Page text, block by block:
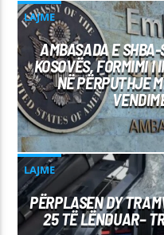
LAJME
AMBASADA E
KOSOVËS, FORMIMI I
NË PËRPUTHJE
LAJME
PËRPLASEN DY
25 TË LËNDUAR–